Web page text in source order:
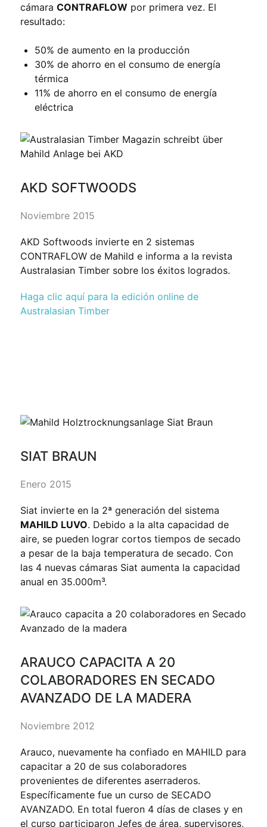
cámara CONTRAFLOW por primera vez. El
resultado:
50% de aumento en la producción
30% de ahorro en el consumo de energía
térmica
11% de ahorro en el consumo de energía
eléctrica
AKD SOFTWOODS
Noviembre 2015
AKD Softwoods invierte en 2 sistemas
CONTRAFLOW de Mahild e informa a la revista
Australasian Timber sobre los éxitos logrados.
Haga clic aquí para la edición online de
Australasian Timber
SIAT BRAUN
Enero 2015
Siat invierte en la 2ª generación del sistema
MAHILD LUVO. Debido a la alta capacidad de
aire, se pueden lograr cortos tiempos de secado
a pesar de la baja temperatura de secado. Con
las 4 nuevas cámaras Siat aumenta la capacidad
anual en 35.000m³.
ARAUCO CAPACITA A 20
COLABORADORES EN SECADO
AVANZADO DE LA MADERA
Noviembre 2012
Arauco, nuevamente ha confiado en MAHILD para
capacitar a 20 de sus colaboradores
provenientes de diferentes aserraderos.
Específicamente fue un curso de SECADO
AVANZADO. En total fueron 4 días de clases y en
el curso participaron Jefes de área, supervisores,